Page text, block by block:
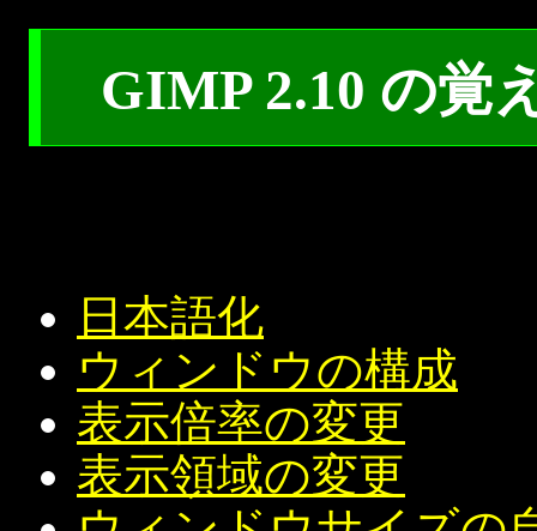
GIMP 2.10 の覚
日本語化
ウィンドウの構成
表示倍率の変更
表示領域の変更